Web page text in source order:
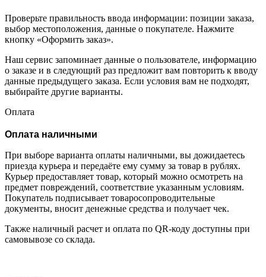
Проверьте правильность ввода информации: позиции заказа,
выбор местоположения, данные о покупателе. Нажмите
кнопку «Оформить заказ».
Наш сервис запоминает данные о пользователе, информацию
о заказе и в следующий раз предложит вам повторить к вводу
данные предыдущего заказа. Если условия вам не подходят,
выбирайте другие варианты.
Оплата
Оплата наличными
При выборе варианта оплаты наличными, вы дожидаетесь
приезда курьера и передаёте ему сумму за товар в рублях.
Курьер предоставляет товар, который можно осмотреть на
предмет повреждений, соответствие указанным условиям.
Покупатель подписывает товаросопроводительные
документы, вносит денежные средства и получает чек.
Также наличный расчет и оплата по QR-коду доступны при
самовывозе со склада.